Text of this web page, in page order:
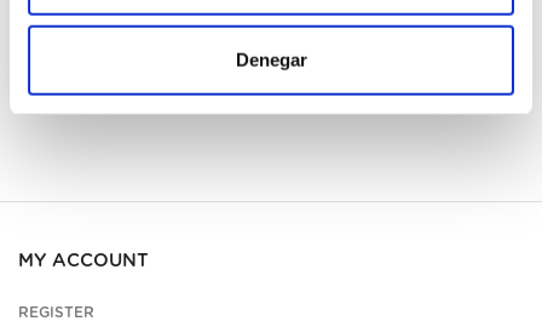
Denegar
See data sheet
MY ACCOUNT
REGISTER